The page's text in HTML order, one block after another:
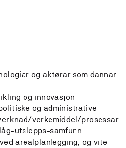
og aktørar som dannar
og innovasjon
og administrative
verkemiddel/prosessar
utslepps-samfunn
arealplanlegging, og vite